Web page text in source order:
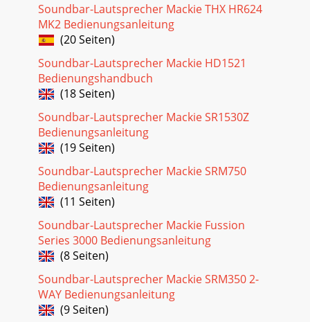
Soundbar-Lautsprecher Mackie THX HR624
MK2 Bedienungsanleitung
(20 Seiten)
Soundbar-Lautsprecher Mackie HD1521
Bedienungshandbuch
(18 Seiten)
Soundbar-Lautsprecher Mackie SR1530Z
Bedienungsanleitung
(19 Seiten)
Soundbar-Lautsprecher Mackie SRM750
Bedienungsanleitung
(11 Seiten)
Soundbar-Lautsprecher Mackie Fussion
Series 3000 Bedienungsanleitung
(8 Seiten)
Soundbar-Lautsprecher Mackie SRM350 2-
WAY Bedienungsanleitung
(9 Seiten)